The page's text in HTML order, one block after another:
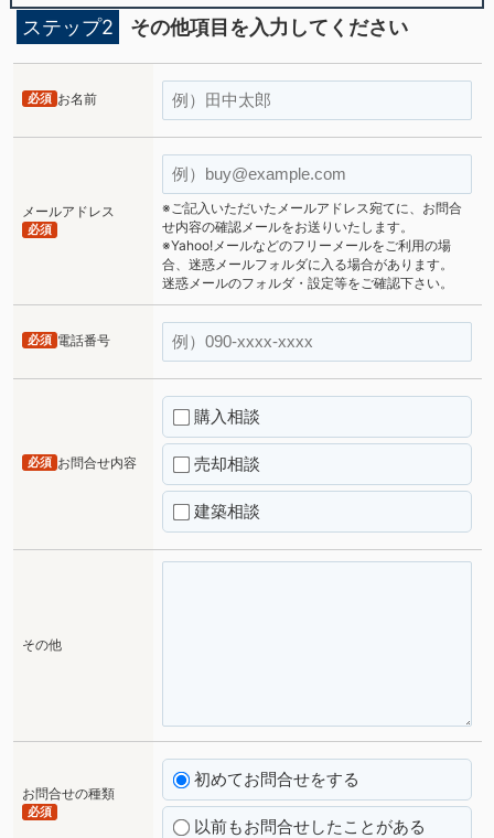
ステップ2 その他項目を入力してください
お名前
必須
メールアドレス
必須
※ご記入いただいたメールアドレス宛てに、お問合
せ内容の確認メールをお送りいたします。
※Yahoo!メールなどのフリーメールをご利用の場
合、迷惑メールフォルダに入る場合があります。
迷惑メールのフォルダ・設定等をご確認下さい。
電話番号
必須
お問合せ内容
必須
購入相談
売却相談
建築相談
その他
お問合せの種類
必須
初めてお問合せをする
以前もお問合せしたことがある